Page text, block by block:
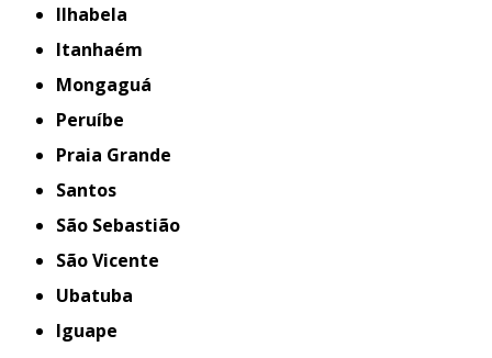
Ilhabela
Itanhaém
Mongaguá
Peruíbe
Praia Grande
Santos
São Sebastião
São Vicente
Ubatuba
iguape